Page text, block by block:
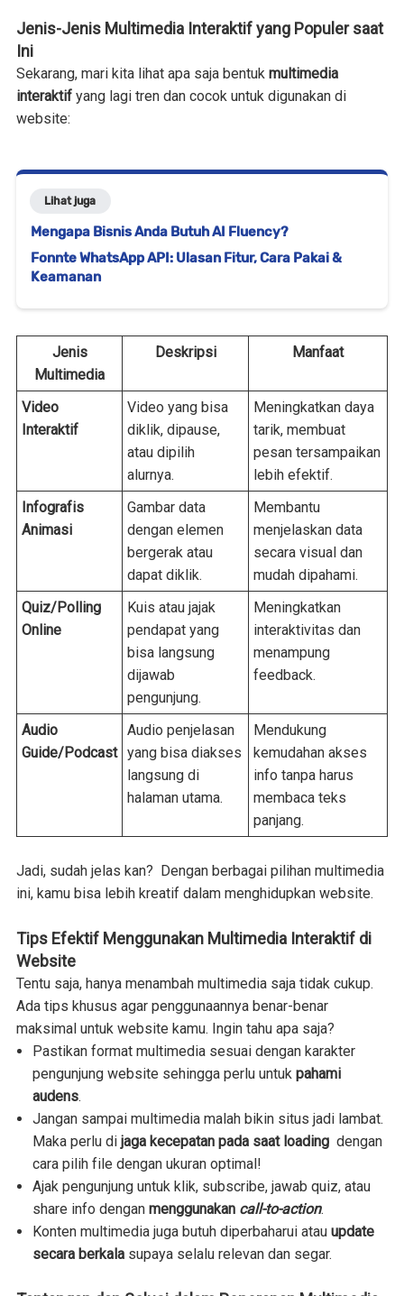
Jenis-Jenis Multimedia Interaktif yang Populer saat
Ini
Sekarang, mari kita lihat apa saja bentuk multimedia
interaktif yang lagi tren dan cocok untuk digunakan di
website:
Lihat juga
Mengapa Bisnis Anda Butuh AI Fluency?
Fonnte WhatsApp API: Ulasan Fitur, Cara Pakai &
Keamanan
Jenis
Multimedia
Deskripsi Manfaat
Video
Interaktif
Video yang bisa
diklik, dipause,
atau dipilih
alurnya.
Meningkatkan daya
tarik, membuat
pesan tersampaikan
lebih efektif.
Infografis
Animasi
Gambar data
dengan elemen
bergerak atau
dapat diklik.
Membantu
menjelaskan data
secara visual dan
mudah dipahami.
Quiz/Polling
Online
Kuis atau jajak
pendapat yang
bisa langsung
dijawab
pengunjung.
Meningkatkan
interaktivitas dan
menampung
feedback.
Audio
Guide/Podcast
Audio penjelasan
yang bisa diakses
langsung di
halaman utama.
Mendukung
kemudahan akses
info tanpa harus
membaca teks
panjang.
Jadi, sudah jelas kan? Dengan berbagai pilihan multimedia
ini, kamu bisa lebih kreatif dalam menghidupkan website.
Tips Efektif Menggunakan Multimedia Interaktif di
Website
Tentu saja, hanya menambah multimedia saja tidak cukup.
Ada tips khusus agar penggunaannya benar-benar
maksimal untuk website kamu. Ingin tahu apa saja?
Pastikan format multimedia sesuai dengan karakter
pengunjung website sehingga perlu untuk pahami
audens.
Jangan sampai multimedia malah bikin situs jadi lambat.
Maka perlu di jaga kecepatan pada saat loading dengan
cara pilih file dengan ukuran optimal!
Ajak pengunjung untuk klik, subscribe, jawab quiz, atau
share info dengan menggunakan call-to-action.
Konten multimedia juga butuh diperbaharui atau update
secara berkala supaya selalu relevan dan segar.